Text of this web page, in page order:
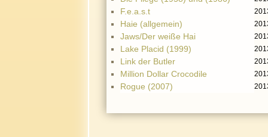
F.e.a.s.t
Haie (allgemein)
Jaws/Der weiße Hai
Lake Placid (1999)
Link der Butler
Million Dollar Crocodile
Rogue (2007)